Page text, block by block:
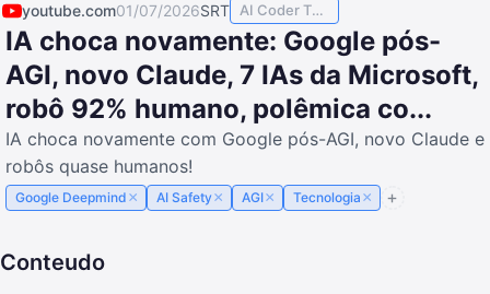
youtube.com01/07/2026SRT AI Coder TODAY
IA choca novamente: Google pós-
AGI, novo Claude, 7 IAs da Microsoft,
robô 92% humano, polêmica co...
IA choca novamente com Google pós-AGI, novo Claude e
robôs quase humanos!
Google Deepmind × AI Safety× AGI× Tecnologia ×
Conteudo